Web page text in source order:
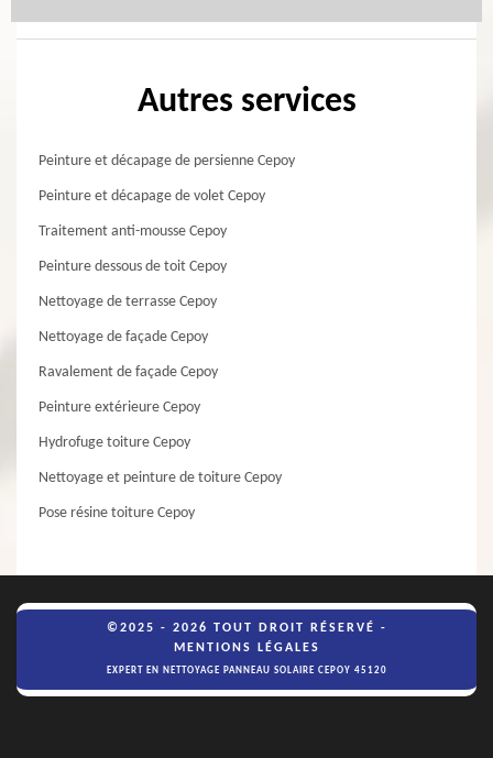
Autres services
Peinture et décapage de persienne Cepoy
Peinture et décapage de volet Cepoy
Traitement anti-mousse Cepoy
Peinture dessous de toit Cepoy
Nettoyage de terrasse Cepoy
Nettoyage de façade Cepoy
Ravalement de façade Cepoy
Peinture extérieure Cepoy
Hydrofuge toiture Cepoy
Nettoyage et peinture de toiture Cepoy
Pose résine toiture Cepoy
©2025 - 2026 TOUT DROIT RÉSERVÉ -
MENTIONS LÉGALES
EXPERT EN NETTOYAGE PANNEAU SOLAIRE CEPOY 45120